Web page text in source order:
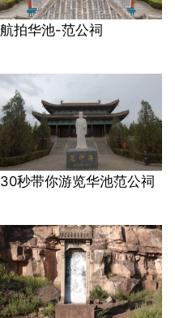
航拍华池-范公祠
30秒带你游览华池范公祠